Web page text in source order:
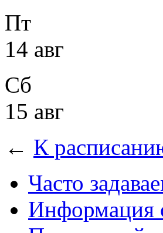
Пт
14 авг
Сб
15 авг
← К
Часто
Информация